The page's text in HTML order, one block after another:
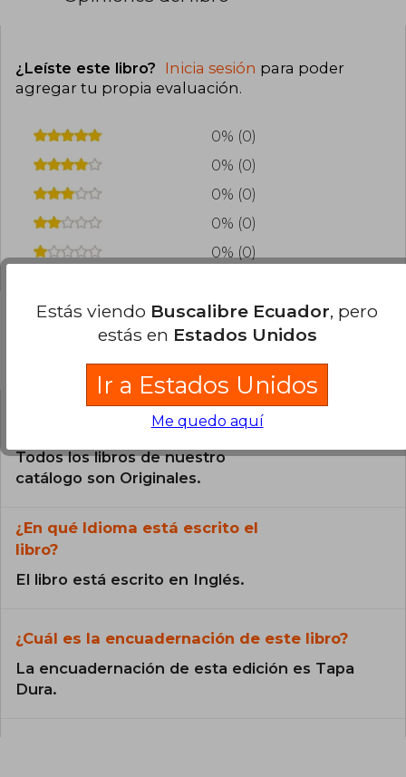
¿Leíste este libro? Inicia sesión para poder
agregar tu propia evaluación.
0% (0)
0% (0)
0% (0)
0% (0)
0% (0)
Preguntas frecuentes sobre el libro
¿El libro es original?
Todos los libros de nuestro
catálogo son Originales.
¿En qué Idioma está escrito el
libro?
El libro está escrito en Inglés.
¿Cuál es la encuadernación de este libro?
La encuadernación de esta edición es Tapa
Dura.
Estás viendo Buscalibre Ecuador, pero
estás en Estados Unidos
Ir a Estados Unidos
Me quedo aquí